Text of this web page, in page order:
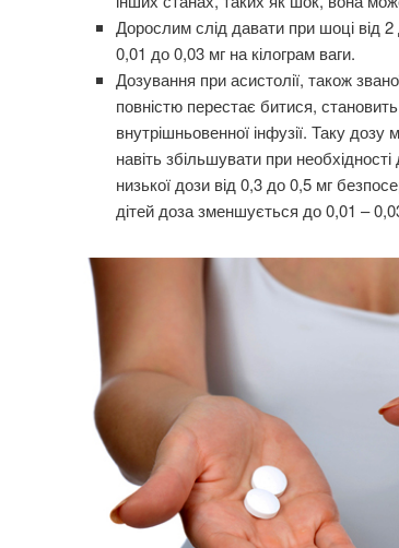
Дорослим слід давати при шоці від 2
0,01 до 0,03 мг на кілограм ваги.
Дозування при асистолії, також
повністю перестає битися,
внутрішньовенної інфузії. Таку
навіть збільшувати при
низької дози від 0,3 до 0,5 мг
дітей доза зменшується до 0,01 –